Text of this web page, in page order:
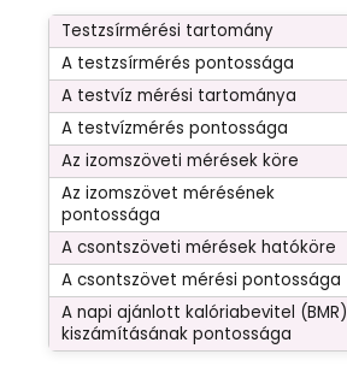
Testzsírmérési tartomány
A testzsírmérés pontossága
A testvíz mérési tartománya
A testvízmérés pontossága
Az izomszöveti mérések köre
Az izomszövet mérésének
pontossága
A csontszöveti mérések hatóköre
A csontszövet mérési pontossága
A napi ajánlott kalóriabevitel (BMR)
kiszámításának pontossága